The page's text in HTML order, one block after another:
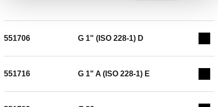
551706 G 1" (ISO 228-1) D
551716 G 1" A (ISO 228-1) E